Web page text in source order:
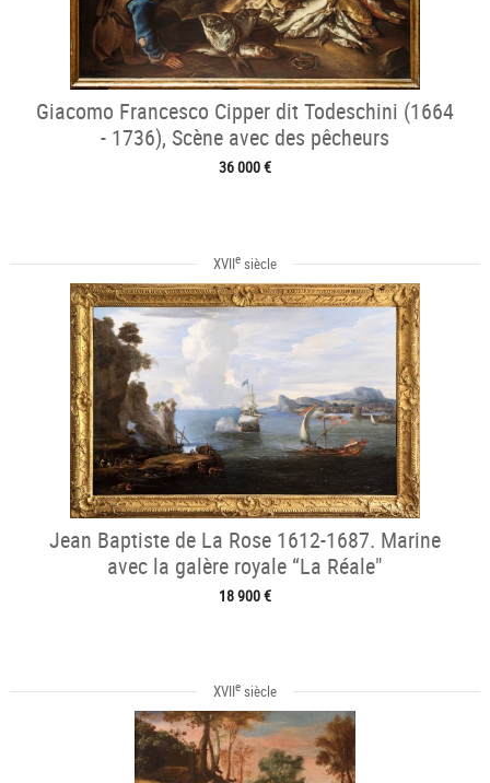
Giacomo Francesco Cipper dit Todeschini (1664
- 1736), Scène avec des pêcheurs
36 000 €
XVIIesiècle
Jean Baptiste de La Rose 1612-1687. Marine
avec la galère royale “La Réale"
18 900 €
XVIIesiècle